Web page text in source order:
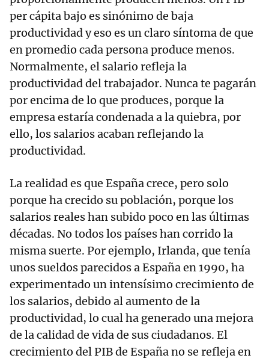
per cápita bajo es sinónimo de baja
productividad y eso es un claro síntoma de que
en promedio cada persona produce menos.
Normalmente, el salario refleja la
productividad del trabajador. Nunca te pagarán
por encima de lo que produces, porque la
empresa estaría condenada a la quiebra, por
ello, los salarios acaban reflejando la
productividad.
La realidad es que España crece, pero solo
porque ha crecido su población, porque los
salarios reales han subido poco en las últimas
décadas. No todos los países han corrido la
misma suerte. Por ejemplo, Irlanda, que tenía
unos sueldos parecidos a España en 1990, ha
experimentado un intensísimo crecimiento de
los salarios, debido al aumento de la
productividad, lo cual ha generado una mejora
de la calidad de vida de sus ciudadanos. El
crecimiento del PIB de España no se refleja en